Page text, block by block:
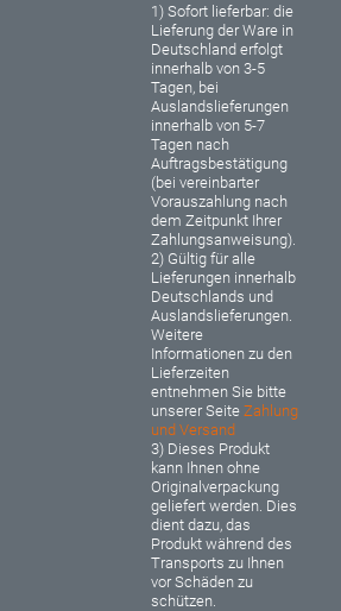
1) Sofort lieferbar: die
Lieferung der Ware in
Deutschland erfolgt
innerhalb von 3-5
Tagen, bei
Auslandslieferungen
innerhalb von 5-7
Tagen nach
Auftragsbestätigung
(bei vereinbarter
Vorauszahlung nach
dem Zeitpunkt Ihrer
Zahlungsanweisung).
2) Gültig für alle
Lieferungen innerhalb
Deutschlands und
Auslandslieferungen.
Weitere
Informationen zu den
Lieferzeiten
entnehmen Sie bitte
unserer SeiteZahlung
und Versand
3) Dieses Produkt
kann Ihnen ohne
Originalverpackung
geliefert werden. Dies
dient dazu, das
Produkt während des
Transports zu Ihnen
vor Schäden zu
schützen.